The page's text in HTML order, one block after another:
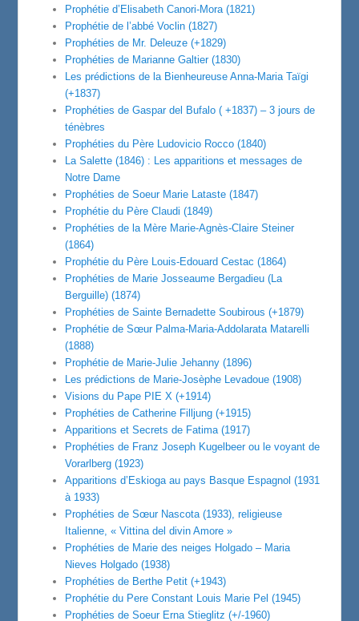
Prophétie d’Elisabeth Canori-Mora (1821)
Prophétie de l’abbé Voclin (1827)
Prophéties de Mr. Deleuze (+1829)
Prophéties de Marianne Galtier (1830)
Les prédictions de la Bienheureuse Anna-Maria Taïgi
(+1837)
Prophéties de Gaspar del Bufalo ( +1837) – 3 jours de
ténèbres
Prophéties du Père Ludovicio Rocco (1840)
La Salette (1846) : Les apparitions et messages de
Notre Dame
Prophéties de Soeur Marie Lataste (1847)
Prophétie du Père Claudi (1849)
Prophéties de la Mère Marie-Agnès-Claire Steiner
(1864)
Prophétie du Père Louis-Edouard Cestac (1864)
Prophéties de Marie Josseaume Bergadieu (La
Berguille) (1874)
Prophéties de Sainte Bernadette Soubirous (+1879)
Prophétie de Sœur Palma-Maria-Addolarata Matarelli
(1888)
Prophétie de Marie-Julie Jehanny (1896)
Les prédictions de Marie-Josèphe Levadoue (1908)
Visions du Pape PIE X (+1914)
Prophéties de Catherine Filljung (+1915)
Apparitions et Secrets de Fatima (1917)
Prophéties de Franz Joseph Kugelbeer ou le voyant de
Vorarlberg (1923)
Apparitions d’Eskioga au pays Basque Espagnol (1931
à 1933)
Prophéties de Sœur Nascota (1933), religieuse
Italienne, « Vittina del divin Amore »
Prophéties de Marie des neiges Holgado – Maria
Nieves Holgado (1938)
Prophéties de Berthe Petit (+1943)
Prophétie du Pere Constant Louis Marie Pel (1945)
Prophéties de Soeur Erna Stieglitz (+/-1960)